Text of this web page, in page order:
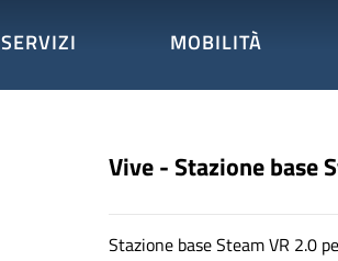
SERVIZI MOBILITÀ
Vive - Stazione base
Stazione base Steam VR 2.0